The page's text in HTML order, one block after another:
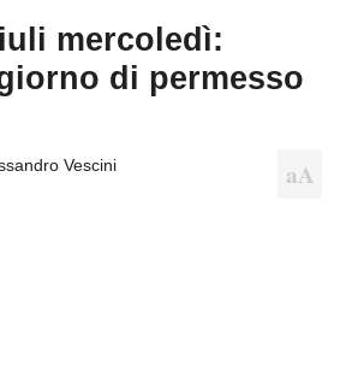
mercoledì:
di permesso
Vescini